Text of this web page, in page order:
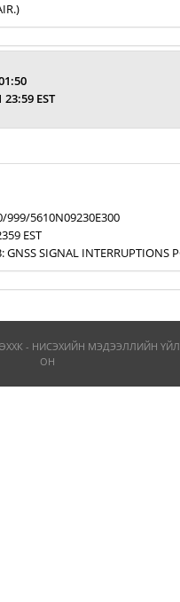
23:59 EST
5610N09230E300
EST
GNSS SIGNAL INTERRUPTIONS
- НИСЭХИЙН МЭДЭЭЛЛИЙН
ОН